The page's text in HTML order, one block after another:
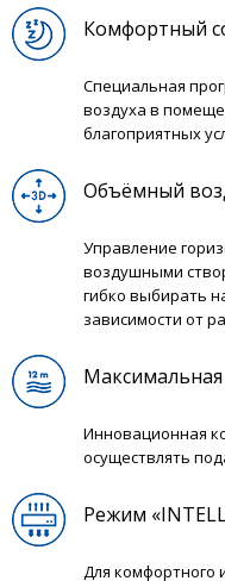
Комфортный
Специальная
воздуха в
благоприятных
Объёмный
Управление
воздушными
гибко выбирать
зависимости от
Инновационная
осуществлять
Режим
Для комфортного